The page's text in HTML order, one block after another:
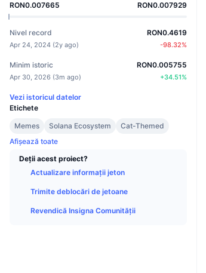
RON0.007665
RON0.007929
Nivel record
Apr 24, 2024 (2y ago)
RON0.4619
-98.32%
Minim istoric
Apr 30, 2026 (3m ago)
RON0.005755
+34.51%
Vezi istoricul datelor
Etichete
Memes
Solana Ecosystem
Cat-Themed
Afișează toate
Deții acest proiect?
Actualizare informații jeton
Trimite deblocări de jetoane
Revendică Insigna Comunității